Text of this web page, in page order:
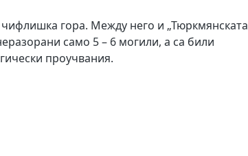
гора. Между него и „Тюркмянската
само 5 – 6 могили, а са били
проучвания.